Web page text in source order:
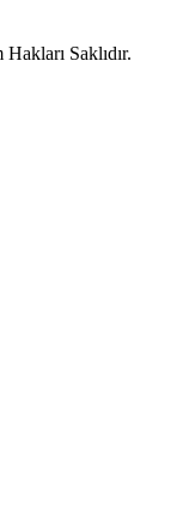
Saklıdır.